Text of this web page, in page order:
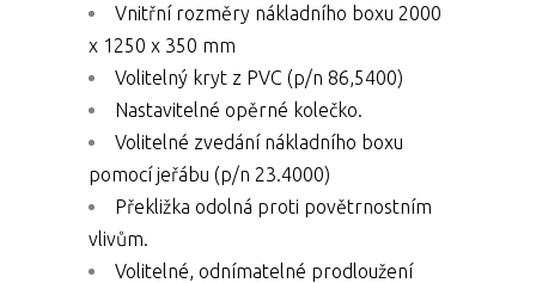
Vnitřní rozměry nákladního boxu 2000
x 1250 x 350 mm
Volitelný kryt z PVC (p/n 86,5400)
Nastavitelné opěrné kolečko.
Volitelné zvedání nákladního boxu
pomocí jeřábu (p/n 23.4000)
Překližka odolná proti povětrnostním
vlivům.
Volitelné, odnímatelné prodloužení